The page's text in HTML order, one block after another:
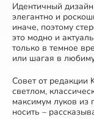
Идентичный
элегантно и
иначе, поэтому
это модно и
только в темное
или шагая в
Совет от редакции
светлом,
максимум луков из
носить –